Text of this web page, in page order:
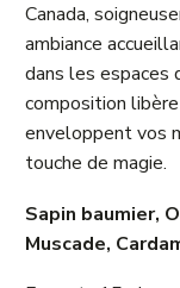
Canada,
ambiance
dans les
composition
enveloppent vos
touche de magie.
Sapin baumier,
Muscade,